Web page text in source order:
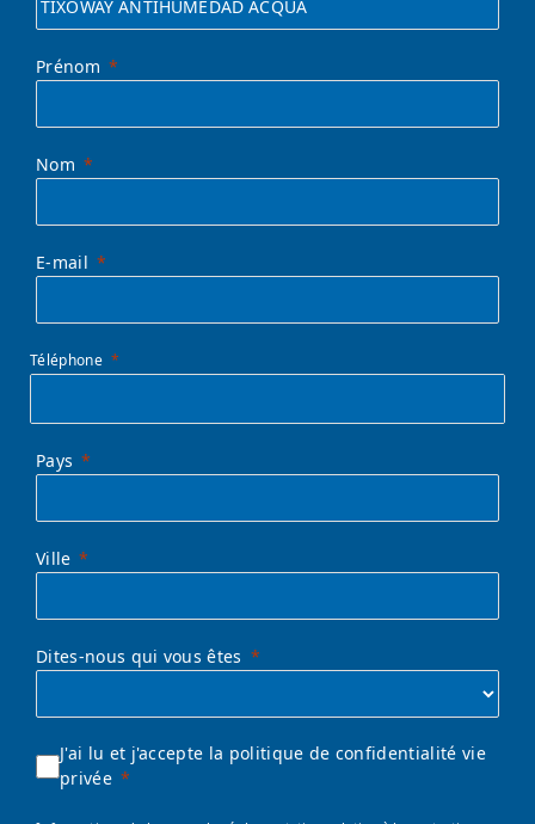
Prénom
Nom
E-mail
Téléphone
Pays
Ville
Dites-nous qui vous êtes
J'ai lu et j'accepte la politique de confidentialité vie
privée